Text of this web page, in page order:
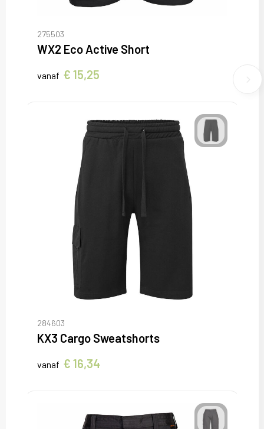
275503
WX2 Eco Active Short
vanaf € 15,25
284603
KX3 Cargo Sweatshorts
vanaf € 16,34